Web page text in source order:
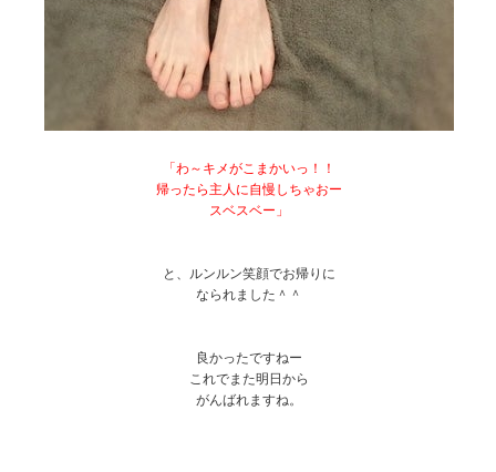
「わ～キメがこまかいっ！！
帰ったら主人に自慢しちゃおー
スベスベー」
と、ルンルン笑顔でお帰りに
なられました＾＾
良かったですねー
これでまた明日から
がんばれますね。